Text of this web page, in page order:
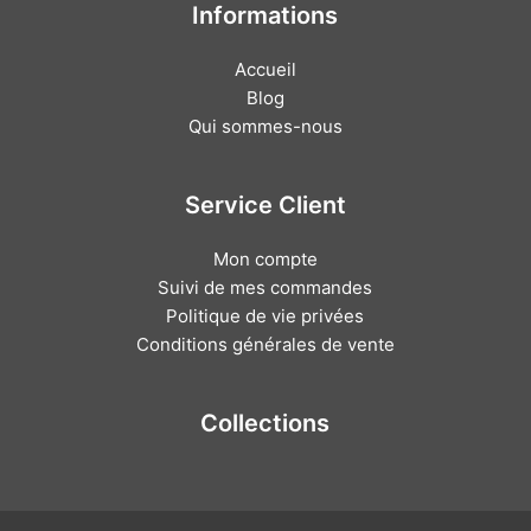
Informations
Accueil
Blog
Qui sommes-nous
Service Client
Mon compte
Suivi de mes commandes
Politique de vie privées
Conditions générales de vente
Collections